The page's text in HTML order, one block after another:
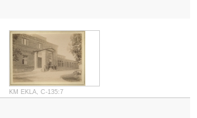
KM EKLA, C-135:7